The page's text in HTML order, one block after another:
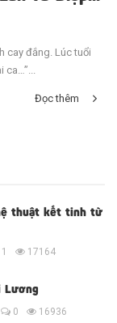
cay đắng. Lúc tuổi
ca…”...
Đọc thêm
thuật kết tinh từ
1 17164
Lương
0 16936